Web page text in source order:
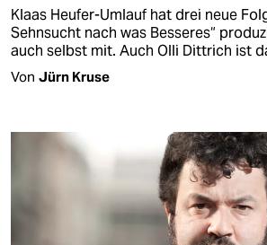
Klaas Heufer-Umlauf hat drei neue
Sehnsucht nach was Besseres“
auch selbst mit. Auch Olli Dittrich ist
Von Jürn Kruse